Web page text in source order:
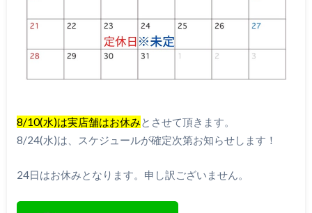
8/10(水)は実店舗はお休み とさせて頂きます。
8/24(水)は、スケジュールが確定次第お知らせします！
24日はお休みとなります。申し訳ございません。